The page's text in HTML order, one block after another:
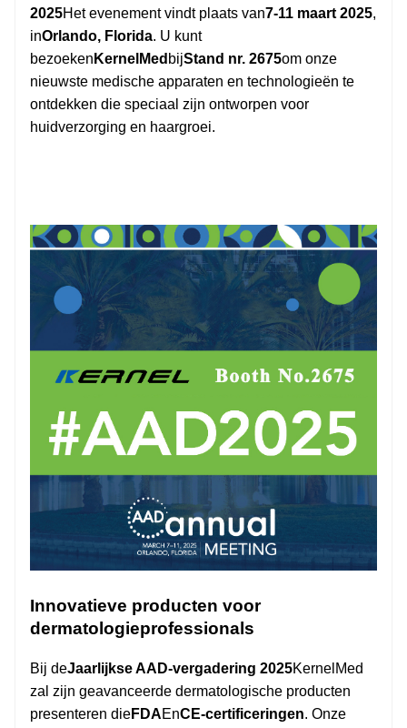
2025Het evenement vindt plaats van7-11 maart 2025,
inOrlando, Florida. U kunt
bezoeken KernelMed bijStand nr. 2675om onze
nieuwste medische apparaten en technologieën te
ontdekken die speciaal zijn ontworpen voor
huidverzorging en haargroei.
Innovatieve producten voor
dermatologieprofessionals
Bij deJaarlijkse AAD-vergadering 2025KernelMed
zal zijn geavanceerde dermatologische producten
presenteren dieFDAEnCE-certificeringen. Onze